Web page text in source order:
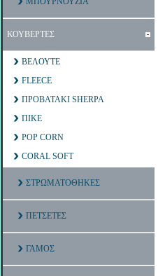
ΚΟΥΒΕΡΤΕΣ
ΒΕΛΟΥΤΕ
FLEECE
ΠΡΟΒΑΤΑΚΙ SHERPA
ΠΙΚΕ
POP CORN
CORAL SOFT
ΣΤΡΩΜΑΤΟΘΗΚΕΣ
ΠΕΤΣΕΤΕΣ
ΓΑΜΟΣ